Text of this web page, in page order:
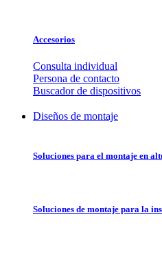
Accesorios
Consulta individual
Persona de contacto
Buscador de dispositivos
Diseños de montaje
Soluciones para el montaje en
Soluciones de montaje para la